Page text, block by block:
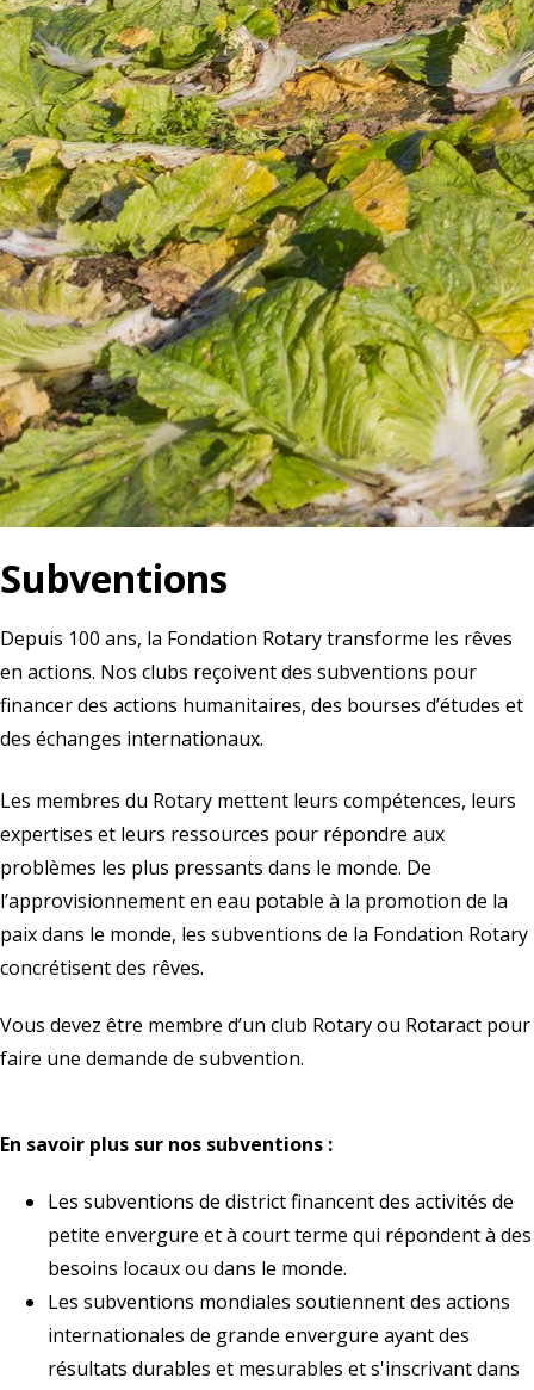
Subventions
Depuis 100 ans, la Fondation Rotary transforme les rêves
en actions. Nos clubs reçoivent des subventions pour
financer des actions humanitaires, des bourses d’études et
des échanges internationaux.
Les membres du Rotary mettent leurs compétences, leurs
expertises et leurs ressources pour répondre aux
problèmes les plus pressants dans le monde. De
l’approvisionnement en eau potable à la promotion de la
paix dans le monde, les subventions de la Fondation Rotary
concrétisent des rêves.
Vous devez être membre d’un club Rotary ou Rotaract pour
faire une demande de subvention.
En savoir plus sur nos subventions :
Les subventions de district financent des activités de
petite envergure et à court terme qui répondent à des
besoins locaux ou dans le monde.
Les subventions mondiales soutiennent des actions
internationales de grande envergure ayant des
résultats durables et mesurables et s'inscrivant dans